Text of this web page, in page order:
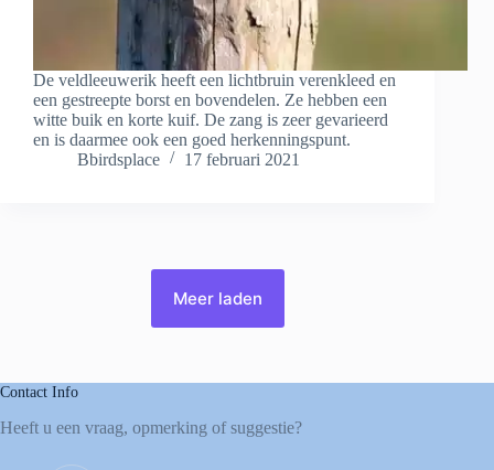
De veldleeuwerik heeft een lichtbruin verenkleed en
een gestreepte borst en bovendelen. Ze hebben een
witte buik en korte kuif. De zang is zeer gevarieerd
en is daarmee ook een goed herkenningspunt.
Bbirdsplace
17 februari 2021
Meer laden
Contact Info
Heeft u een vraag, opmerking of suggestie?